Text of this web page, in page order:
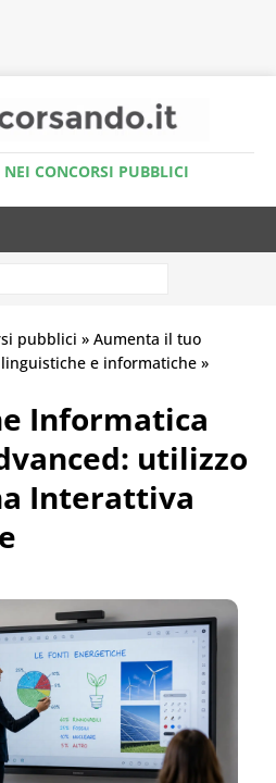
CONCORSI PUBBLICI
pubblici » Aumenta il tuo
e informatiche »
Informatica
utilizzo
Interattiva